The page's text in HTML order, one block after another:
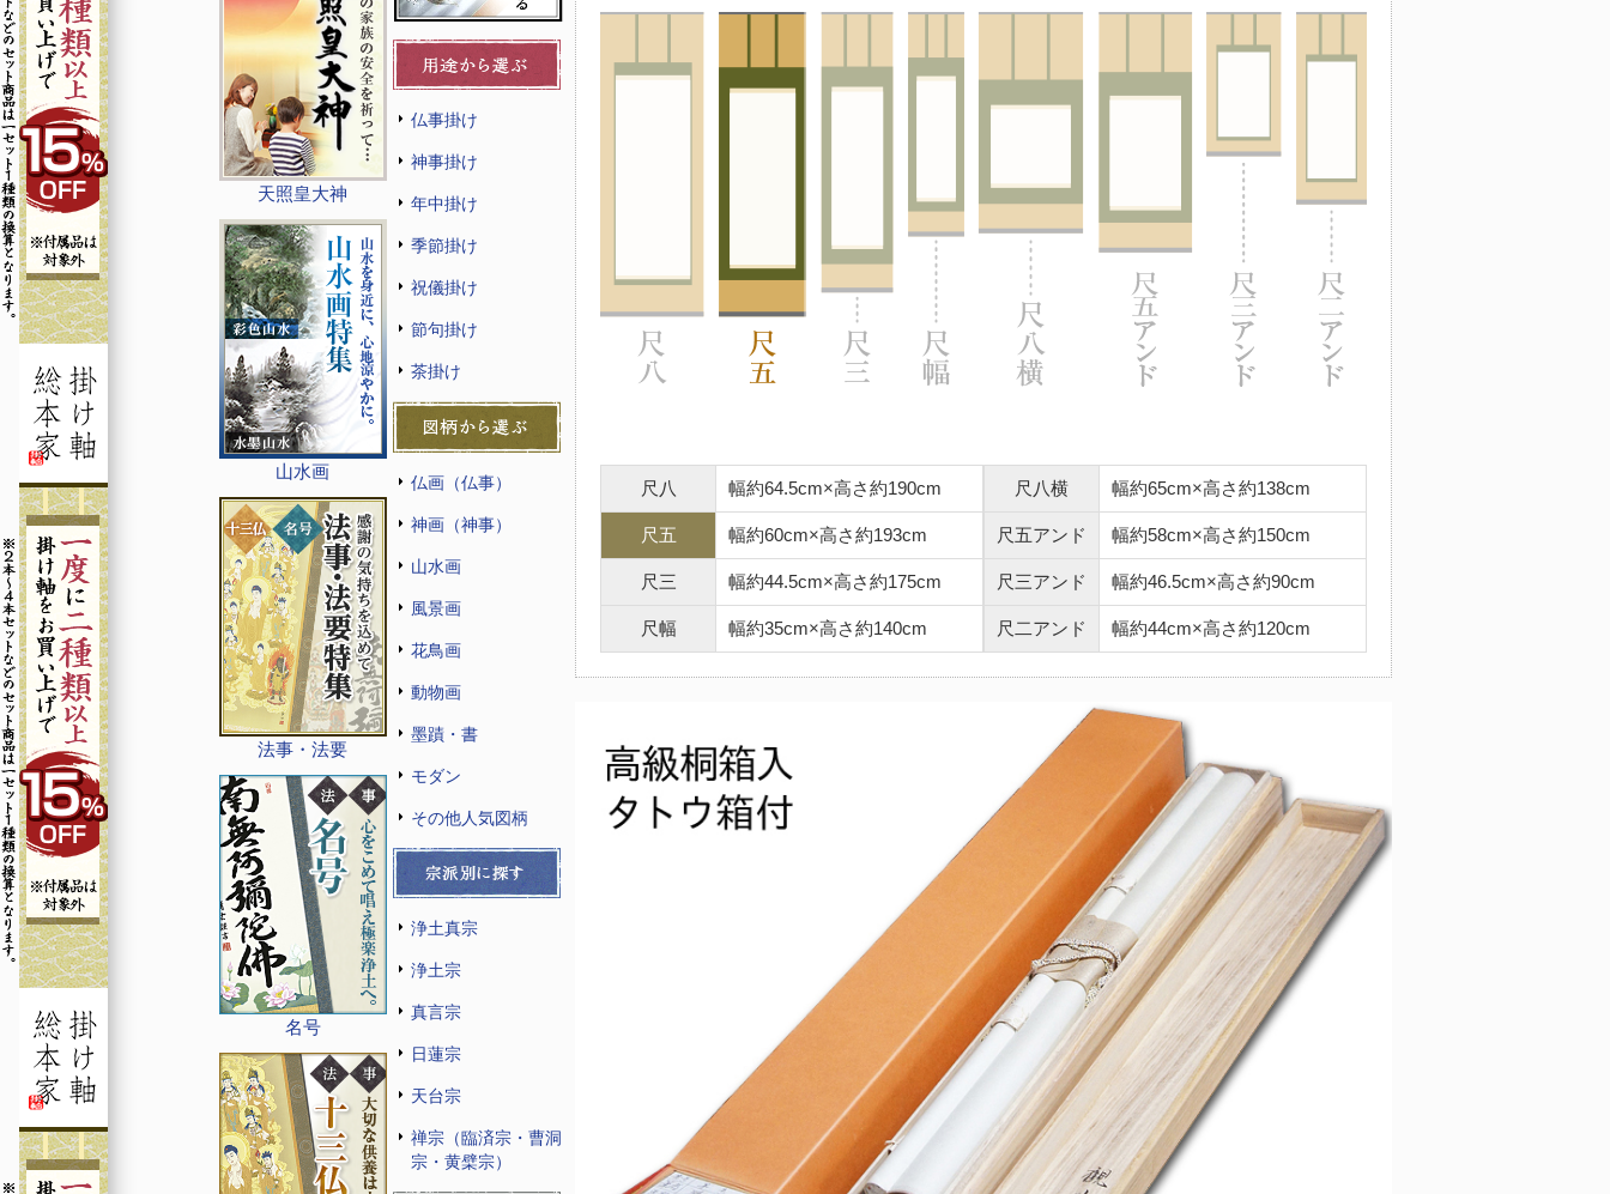
天照皇大神
山水画
法事・法要
名号
仏事掛け
神事掛け
年中掛け
季節掛け
祝儀掛け
節句掛け
茶掛け
仏画（仏事）
神画（神事）
山水画
風景画
花鳥画
動物画
墨蹟・書
モダン
その他人気図柄
浄土真宗
浄土宗
真言宗
日蓮宗
天台宗
禅宗（臨済宗・曹洞
宗・黄檗宗）
尺八 幅約64.5cm×高さ約190cm
尺五 幅約60cm×高さ約193cm
尺三 幅約44.5cm×高さ約175cm
尺幅 幅約35cm×高さ約140cm
尺八横 幅約65cm×高さ約138cm
尺五アンド 幅約58cm×高さ約150cm
尺三アンド 幅約46.5cm×高さ約90cm
尺二アンド 幅約44cm×高さ約120cm